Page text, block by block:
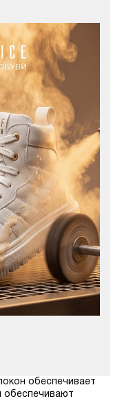
обеспечивает
обеспечивают